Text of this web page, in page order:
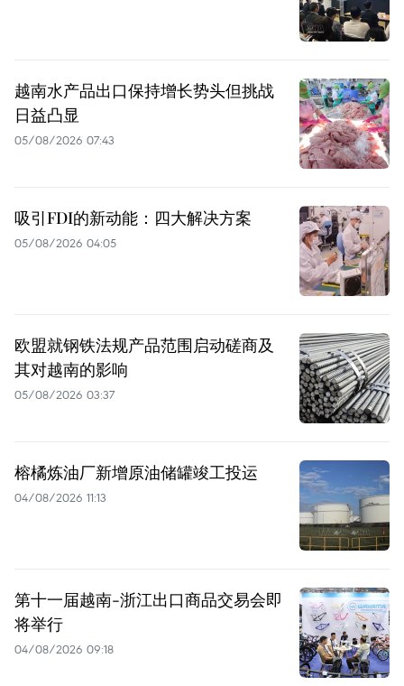
越南水产品出口保持增长势头但挑战
日益凸显
05/08/2026 07:43
吸引FDI的新动能：四大解决方案
05/08/2026 04:05
欧盟就钢铁法规产品范围启动磋商及
其对越南的影响
05/08/2026 03:37
榕橘炼油厂新增原油储罐竣工投运
04/08/2026 11:13
第十一届越南-浙江出口商品交易会即
将举行
04/08/2026 09:18